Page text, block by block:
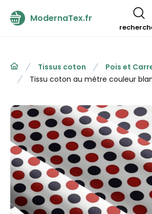
ModernaTex.fr
Tissus coton
Pois et
Tissu coton au métre couleur